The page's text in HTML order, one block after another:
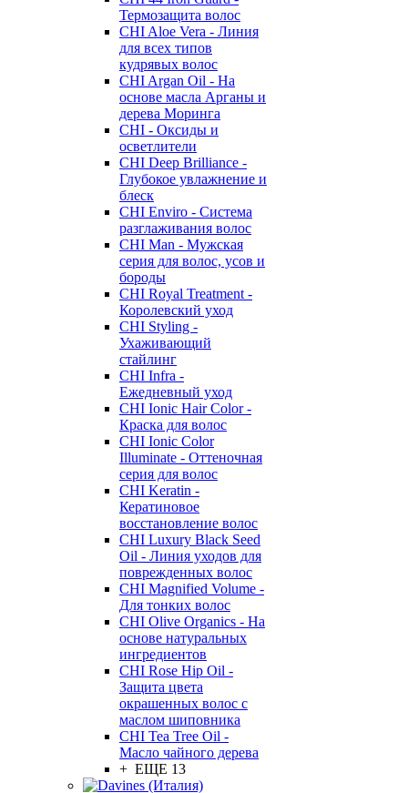
Термозащита волос
CHI Aloe Vera - Линия
для всех типов
кудрявых волос
CHI Argan Oil - На
основе масла Арганы и
дерева Моринга
CHI - Оксиды и
осветлители
CHI Deep Brilliance -
Глубокое увлажнение и
блеск
CHI Enviro - Система
разглаживания волос
CHI Man - Мужская
серия для волос, усов и
бороды
CHI Royal Treatment -
Королевский уход
CHI Styling -
Ухаживающий
стайлинг
CHI Infra -
Ежедневный уход
CHI Ionic Hair Color -
Краска для волос
CHI Ionic Color
Illuminate - Оттеночная
серия для волос
CHI Keratin -
Кератиновое
восстановление волос
CHI Luxury Black Seed
Oil - Линия уходов для
поврежденных волос
CHI Magnified Volume -
Для тонких волос
CHI Olive Organics - На
основе натуральных
ингредиентов
CHI Rose Hip Oil -
Защита цвета
окрашенных волос с
маслом шиповника
CHI Tea Tree Oil -
Масло чайного дерева
+ ЕЩЕ 13